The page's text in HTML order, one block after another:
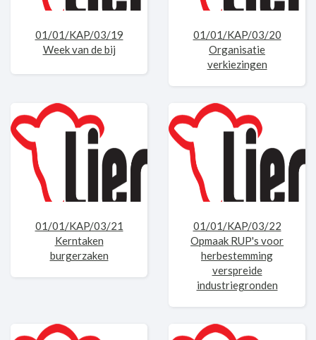
01/01/KAP/03/19
Week van de bij
01/01/KAP/03/20
Organisatie
verkiezingen
01/01/KAP/03/21
Kerntaken
burgerzaken
01/01/KAP/03/22
Opmaak RUP's voor
herbestemming
verspreide
industriegronden